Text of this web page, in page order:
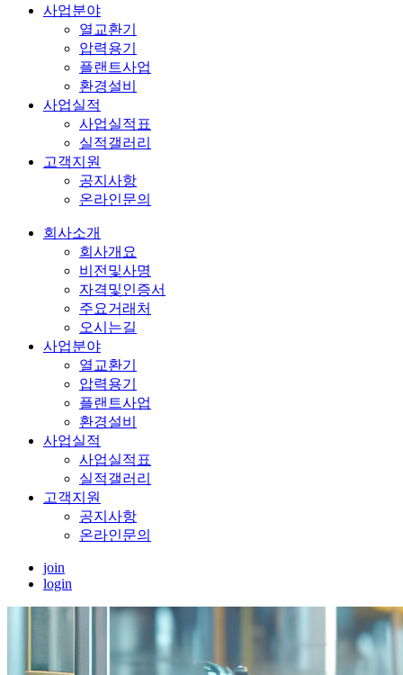
사업분야
열교환기
압력용기
플랜트사업
환경설비
사업실적
사업실적표
실적갤러리
고객지원
공지사항
온라인문의
회사소개
회사개요
비전및사명
자격및인증서
주요거래처
오시는길
사업분야
열교환기
압력용기
플랜트사업
환경설비
사업실적
사업실적표
실적갤러리
고객지원
공지사항
온라인문의
join
login